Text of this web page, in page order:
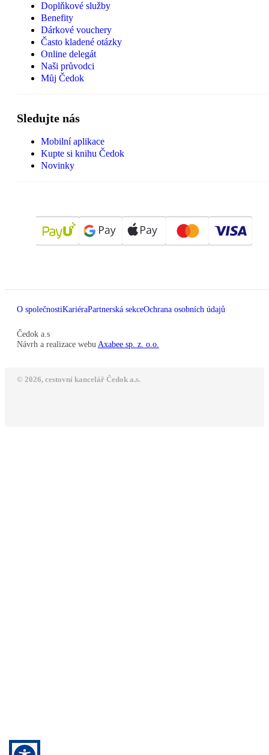
Doplňkové služby
Benefity
Dárkové vouchery
Často kladené otázky
Online delegát
Naši průvodci
Můj Čedok
Sledujte nás
Mobilní aplikace
Kupte si knihu Čedok
Novinky
O společnostiKariéraPartnerská sekceOchrana osobních údajů
Čedok a.s
Návrh a realizace webu Axabee sp. z. o.o.
© 2026, cestovní kancelář Čedok a.s.